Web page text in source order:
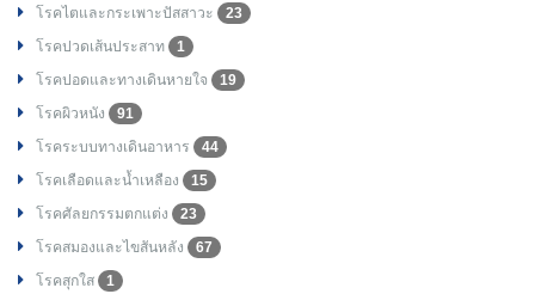
โรคไตและกระเพาะปัสสาวะ
23
โรคปวดเส้นประสาท
1
โรคปอดและทางเดินหายใจ
19
โรคผิวหนัง
91
โรคระบบทางเดินอาหาร
44
โรคเลือดและน้ำเหลือง
15
โรคศัลยกรรมตกแต่ง
23
โรคสมองและไขสันหลัง
67
โรคสุกใส
1